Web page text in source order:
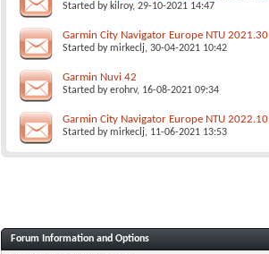
Started by kilroy, 29-10-2021 14:47
Garmin City Navigator Europe NTU 2021.30
Started bymirkeclj, 30-04-2021 10:42
Garmin Nuvi 42
Started byerohrv, 16-08-2021 09:34
Garmin City Navigator Europe NTU 2022.10
Started bymirkeclj, 11-06-2021 13:53
Forum Information and Options